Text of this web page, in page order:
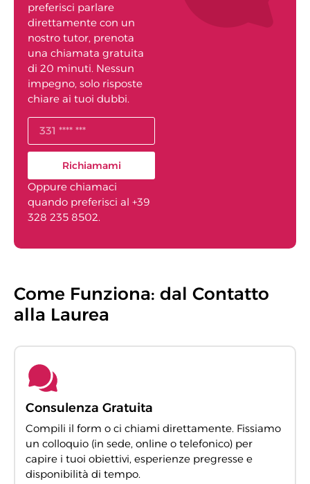
preferisci parlare
direttamente con un
nostro tutor, prenota
una chiamata gratuita
di 20 minuti. Nessun
impegno, solo risposte
chiare ai tuoi dubbi.
Richiamami
Oppure chiamaci
quando preferisci al +39
328 235 8502.
Come Funziona: dal Contatto
alla Laurea
Consulenza Gratuita
Compili il form o ci chiami direttamente. Fissiamo
un colloquio (in sede, online o telefonico) per
capire i tuoi obiettivi, esperienze pregresse e
disponibilità di tempo.